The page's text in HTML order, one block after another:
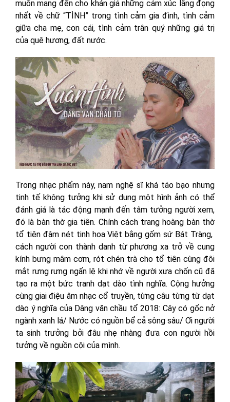
muốn mang đến cho khán giả những cảm xúc lắng đọng
nhất về chữ “TÌNH” trong tình cảm gia đình, tình cảm
giữa cha mẹ, con cái, tình cảm trân quý những giá trị
của quê hương, đất nước.
Trong nhạc phẩm này, nam nghệ sĩ khá táo bạo nhưng
tinh tế không tưởng khi sử dụng một hình ảnh có thể
đánh giá là tác động mạnh đến tâm tưởng người xem,
đó là bàn thờ gia tiên. Chính cách trang hoàng bàn thờ
tổ tiên đậm nét tinh hoa Việt bằng gốm sứ Bát Tràng,
cách người con thành danh từ phương xa trở về cung
kính bưng mâm cơm, rót chén trà cho tổ tiên cùng đôi
mắt rưng rưng ngấn lệ khi nhớ về người xưa chốn cũ đã
tạo ra một bức tranh dạt dào tình nghĩa. Cộng hưởng
cùng giai điệu âm nhạc cổ truyền, từng câu từng từ dạt
dào ý nghĩa của Dâng văn chầu tổ 2018: Cây có gốc nở
ngành xanh lá/ Nước có nguồn bể cả sông sâu/ Ơi người
ta sinh trưởng bởi đâu nhẹ nhàng đưa con người hồi
tưởng về nguồn cội của mình.